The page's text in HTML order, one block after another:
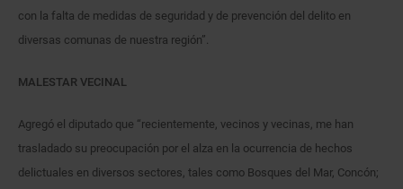
con la falta de medidas de seguridad y de prevención del delito en
diversas comunas de nuestra región”.
MALESTAR VECINAL
Agregó el diputado que “recientemente, vecinos y vecinas, me han
trasladado su preocupación por el alza en la ocurrencia de hechos
delictuales en diversos sectores, tales como Bosques del Mar, Concón;